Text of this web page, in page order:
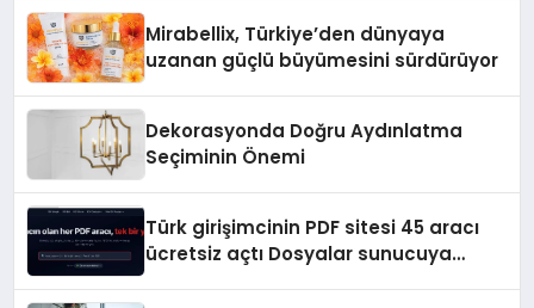
Mirabellix, Türkiye’den dünyaya
uzanan güçlü büyümesini sürdürüyor
Dekorasyonda Doğru Aydınlatma
Seçiminin Önemi
Türk girişimcinin PDF sitesi 45 aracı
ücretsiz açtı Dosyalar sunucuya